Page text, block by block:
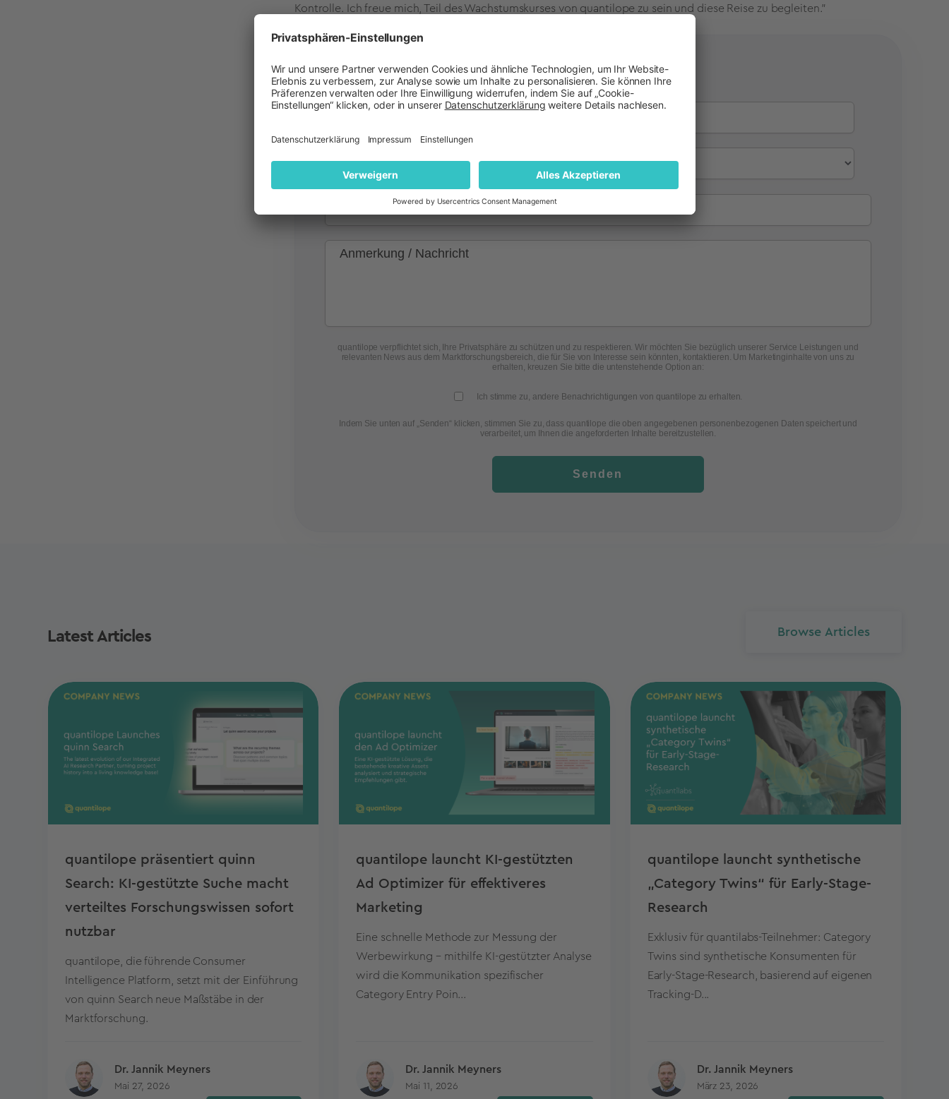
Kontrolle. Ich freue mich, Teil des Wachstumskurses von quantilope zu sein und diese Reise zu begleiten."
Kontakt zu quantilope
quantilope verpflichtet sich, Ihre Privatsphäre zu schützen und zu respektieren. Wir möchten Sie bezüglich unserer Service Leistungen und
relevanten News aus dem Marktforschungsbereich, die für Sie von Interesse sein könnten, kontaktieren. Um Marketinginhalte von uns zu
erhalten, kreuzen Sie bitte die untenstehende Option an:
Ich stimme zu, andere Benachrichtigungen von quantilope zu erhalten.
Indem Sie unten auf „Senden“ klicken, stimmen Sie zu, dass quantilope die oben angegebenen personenbezogenen Daten speichert und
verarbeitet, um Ihnen die angeforderten Inhalte bereitzustellen.
Senden
Latest Articles Browse Articles
quantilope präsentiert quinn
Search: KI-gestützte Suche macht
verteiltes Forschungswissen sofort
nutzbar
quantilope, die führende Consumer
Intelligence Platform, setzt mit der Einführung
von quinn Search neue Maßstäbe in der
Marktforschung.
Dr. Jannik Meyners
Mai 27, 2026
quantilope launcht KI-gestützten
Ad Optimizer für effektiveres
Marketing
Eine schnelle Methode zur Messung der
Werbewirkung – mithilfe KI-gestützter Analyse
wird die Kommunikation spezifischer
Category Entry Poin...
Dr. Jannik Meyners
Mai 11, 2026
quantilope launcht synthetische
„Category Twins“ für Early-Stage-
Research
Exklusiv für quantilabs-Teilnehmer: Category
Twins sind synthetische Konsumenten für
Early-Stage-Research, basierend auf eigenen
Tracking-D...
Dr. Jannik Meyners
März 23, 2026